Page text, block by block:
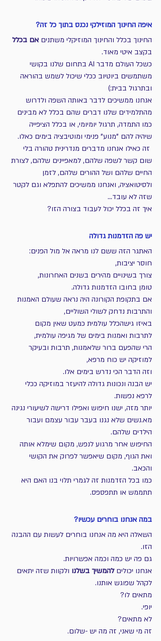
איפה החינוך המוזילקי נכנס בתוך כל זה?
החינוך בכלל והחינוך המוזיקלי משתנים אם בכלל
בקצב איטי מאוד.
כשכל העולם מדבר AI בתחום שלנו בקושי
משתמשים ביוטיוב ככלי שיכול לשמש בהוראה
ובתרגול בבית:)
אנחנו ממשיכים לדבר באותה השפה ולדרוש
מהתלמידים שלנו דברים שהם בכלל לא מבינים
כמו התמדה, תרגול יומיומי, או בכלל הציפייה
שיהיה להם "מנוע" פנימי ומוטיבציה בימים כאלו.
זה כאילו אנחנו מדברים מנדרינית טהורה בלי
שום קשר לשפה שלהם, למאפיינים שלהם, לצורת
החיים שלהם ושל ההורים שלהם, לזמן
ולסיטואציה, ואנחנו ממשיכים להתפלא וגם לקטר
שזה לא עובד...
איך זה בכלל יכול לעבוד בצורה הזו?
יש פה הזדמנות גדולה
האתגר הזה ששם לנו מראה אל מול הפנים:
חוסר יציבות,
צורך בשינויים מהירים בשנים האחרונות,
טומן בחובו הזדמנות גדולה.
אם בתקופת הקורונה היה נראה שעולם האמנות
והתרבות נדחק לשולי השוליים,
באיזו גישהכלל עולמית כמעט שאין מקום
לתרבות ואמנות בימים של מגיפה עולמית,
הרי שהפעם ברור שלאמנות, תרבות ובעיקר
למוזיקה יש כוח מרפא,
וזה הדבר הכי נדרש בימים אלו.
יש הבנה ונכונות גדולה להיעזר במוזיקה ככלי
לרפא נפשות.
יותר מזה, ישנו חיפוש ואפילו דרישה לשיעורי נגינה
מא.נשים שלא נגנו בעבר עבור עצמם ועבור
הילדים שלהם.
החיפוש אחר מרגוע לנפש, מקום שימלא אותה
ואת הגוף, מקום שיאפשר לפרוק את הקושי
והכאב.
כמו בכל הזדמנות זה לגמרי תלוי בנו האם היא
תתממש או תתפספס.
במה אנחנו בוחרים עכשיו?
השאלה היא מה אנחנו בוחרים לעשות עם ההבנה
הזו.
גם פה יש כמה וכמה אפשרויות.
אנחנו יכולים להמשיך בשלנו ולקוות שזה יתאים
לקהל שפוגש אותנו.
מתאים לו?
יופי.
לא מתאים?
זה מי שאני, זה מה יש -שלום.